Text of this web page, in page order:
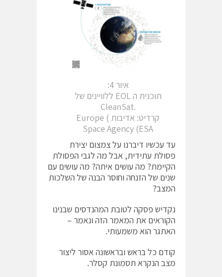
איור 4:
תוכנית ה EOL ללוויינים של
.CleanSat
קרדיט: אדיבות ) Europe
Space Agency (ESA
עד עכשיו דיברנו על צמצום יצירת
פסולת עתידית, אבל מה לגבי הפסולת
הקיימת? מה עושים איתה? מה עושים עם
שנים של הזנחה וחוסר הבנה של השלכות
המצב?
נקדיש פסקה לטובת המהנדסים שבנינו
הקוראים את המאמר הזה ונאמר –
האתגר הוא משמעותי.
קודם כל בראש ובראשונה אסור ליצור
מצב הנקרא תסמונת קסלר.